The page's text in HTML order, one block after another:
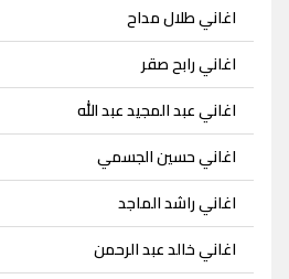
اغاني طلال مداح
اغاني رابح صقر
اغاني عبد المجيد عبد الله
اغاني حسين الجسمي
اغاني راشد الماجد
اغاني خالد عبد الرحمن